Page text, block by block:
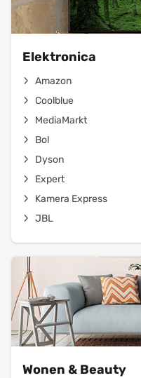
Elektronica
Amazon
Coolblue
MediaMarkt
Bol
Dyson
Expert
Kamera Express
JBL
Wonen & Beauty